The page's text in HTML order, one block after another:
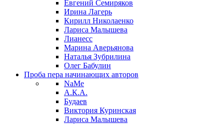
Евгений Семиряков
Ирина Лагерь
Кирилл Николаенко
Лариса Малышева
Лианесс
Марина Аверьянова
Наталья Зубрилина
Олег Бабулин
Проба пера начинающих авторов
NaMe
А.К.А.
Будаев
Виктория Куринская
Лариса Малышева